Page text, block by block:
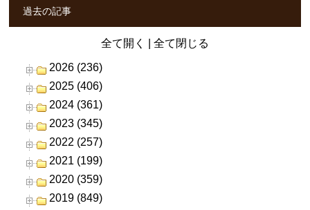
過去の記事
全て開く 全て閉じる
2026 (236)
2025 (406)
2024 (361)
2023 (345)
2022 (257)
2021 (199)
2020 (359)
2019 (849)